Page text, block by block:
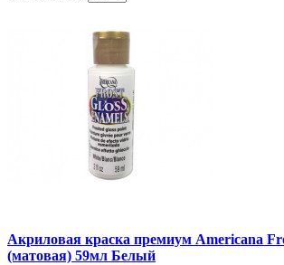
Акриловая краска премиум Americana
(матовая) 59мл Белый